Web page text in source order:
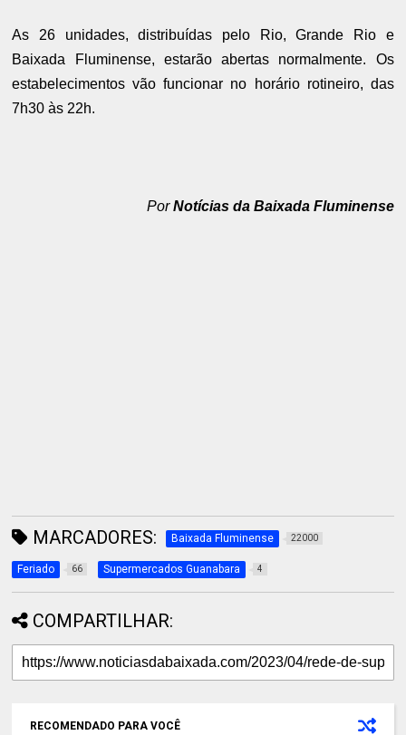
As 26 unidades, distribuídas pelo Rio, Grande Rio e
Baixada Fluminense, estarão abertas normalmente. Os
estabelecimentos vão funcionar no horário rotineiro, das
7h30 às 22h.
PorNotícias da Baixada Fluminense
MARCADORES: Baixada Fluminense 22000
Feriado 66 Supermercados Guanabara 4
COMPARTILHAR:
RECOMENDADO PARA VOCÊ